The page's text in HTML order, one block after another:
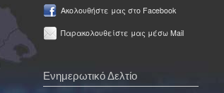
Ακολουθήστε μας στο Facebook
Παρακολουθείστε μας μέσω Mail
Ενημερωτικό Δελτίο